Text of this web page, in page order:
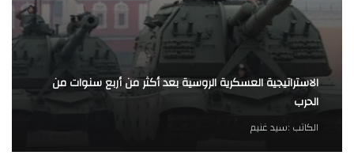
الاستراتيجية العسكرية الروسية بعد أكثر من أربع سنوات من
الحرب
الكاتب :سيد غنيم